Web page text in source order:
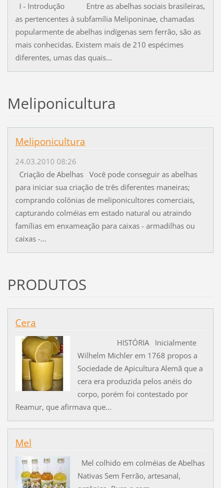
I - Introdução Entre as abelhas sociais brasileiras,
as pertencentes à subfamília Meliponinae, chamadas
popularmente de abelhas indígenas sem ferrão, são as
mais conhecidas. Existem mais de 210 espécimes
diferentes, umas das quais...
Meliponicultura
Meliponicultura
24.03.2010 08:26
Criação de Abelhas Você pode conseguir as abelhas
para iniciar sua criação de três diferentes maneiras;
comprando colônias de meliponicultores comerciais,
capturando colméias em estado natural ou atraindo
famílias em enxameação para caixas - armadilhas ou
caixas -...
PRODUTOS
Cera
HISTÓRIA Inicialmente
Wilhelm Michler em 1768 propos a
Sociedade de Apicultura Alemã que a
cera era produzida pelos anéis do
corpo, porém foi contestado por
Reamur, que afirmava que...
Mel
Mel colhido em colméias de Abelhas
Nativas Sem Ferrão, artesanal,